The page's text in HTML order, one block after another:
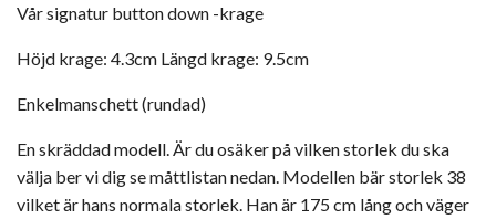
Vår signatur button down -krage
Höjd krage: 4.3cm Längd krage: 9.5cm
Enkelmanschett (rundad)
En skräddad modell. Är du osäker på vilken storlek du ska
välja ber vi dig se måttlistan nedan. Modellen bär storlek 38
vilket är hans normala storlek. Han är 175 cm lång och väger